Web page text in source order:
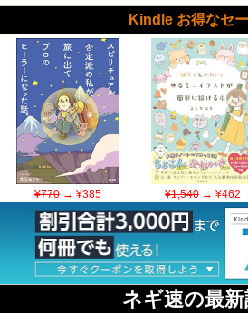
Kindle お得なセ
¥770→ ¥385 ¥1,540→ ¥462
ネギ速の最